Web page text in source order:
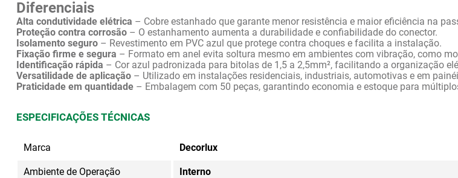
Diferenciais
Alta condutividade elétrica – Cobre estanhado que garante menor resistência e maior eficiência na
Proteção contra corrosão – O estanhamento aumenta a durabilidade e confiabilidade do conector.
Isolamento seguro – Revestimento em PVC azul que protege contra choques e facilita a instalação.
Fixação firme e segura – Formato em anel evita soltura mesmo em ambientes com vibração, como
Identificação rápida – Cor azul padronizada para bitolas de 1,5 a 2,5mm², facilitando a organização
Versatilidade de aplicação – Utilizado em instalações residenciais, industriais, automotivas e em
Praticidade em quantidade – Embalagem com 50 peças, garantindo economia e estoque para
ESPECIFICAÇÕES TÉCNICAS
Marca Decorlux
Ambiente de Operação Interno